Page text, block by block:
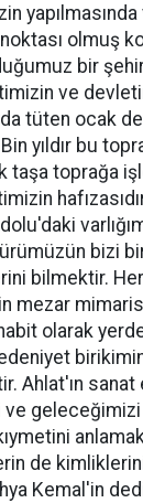
yapılmasında
olmuş
bir
ve
tüten ocak
yıldır bu
toprağa
bizi
bilmektir.
mezar
olarak
Ahlat'ın
ve
de
Kemal'in